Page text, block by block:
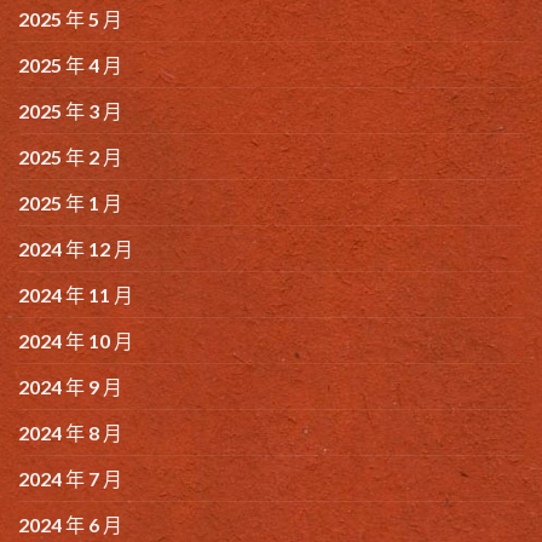
2025 年 5 月
2025 年 4 月
2025 年 3 月
2025 年 2 月
2025 年 1 月
2024 年 12 月
2024 年 11 月
2024 年 10 月
2024 年 9 月
2024 年 8 月
2024 年 7 月
2024 年 6 月